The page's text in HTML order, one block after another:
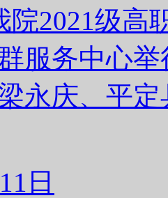
院2021级高
服务中心
永庆、平
日